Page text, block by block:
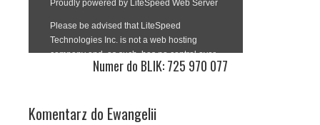
Numer do BLIK: 725 970 077
Komentarz do Ewangelii